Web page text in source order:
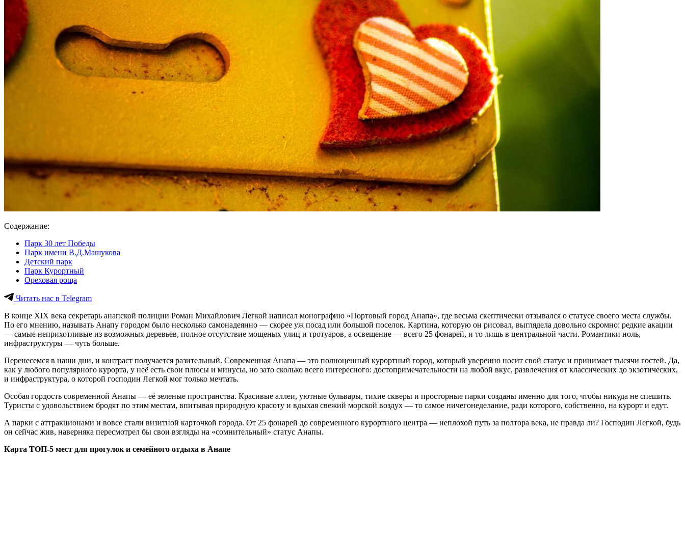
Содержание:
Парк 30 лет Победы
Парк имени В.Д.Машукова
Детский парк
Парк Курортный
Ореховая роща
Читать нас в Telegram
В конце XIX века секретарь анапской полиции Роман Михайлович Легкой написал монографию «Портовый город Анапа», где весьма скептически отзывался о статусе своего места службы.
По его мнению, называть Анапу городом было несколько самонадеянно — скорее уж посад или большой поселок. Картина, которую он рисовал, выглядела довольно скромно: редкие акации
— самые неприхотливые из возможных деревьев, полное отсутствие мощеных улиц и тротуаров, а освещение — всего 25 фонарей, и то лишь в центральной части. Романтики ноль,
инфраструктуры — чуть больше.
Перенесемся в наши дни, и контраст получается разительный. Современная Анапа — это полноценный курортный город, который уверенно носит свой статус и принимает тысячи гостей. Да,
как у любого популярного курорта, у неё есть свои плюсы и минусы, но зато сколько всего интересного: достопримечательности на любой вкус, развлечения от классических до экзотических,
и инфраструктура, о которой господин Легкой мог только мечтать.
Особая гордость современной Анапы — её зеленые пространства. Красивые аллеи, уютные бульвары, тихие скверы и просторные парки созданы именно для того, чтобы никуда не спешить.
Туристы с удовольствием бродят по этим местам, впитывая природную красоту и вдыхая свежий морской воздух — то самое ничегонеделание, ради которого, собственно, на курорт и едут.
А парки с аттракционами и вовсе стали визитной карточкой города. От 25 фонарей до современного курортного центра — неплохой путь за полтора века, не правда ли? Господин Легкой, будь
он сейчас жив, наверняка пересмотрел бы свои взгляды на «сомнительный» статус Анапы.
Карта ТОП-5 мест для прогулок и семейного отдыха в Анапе